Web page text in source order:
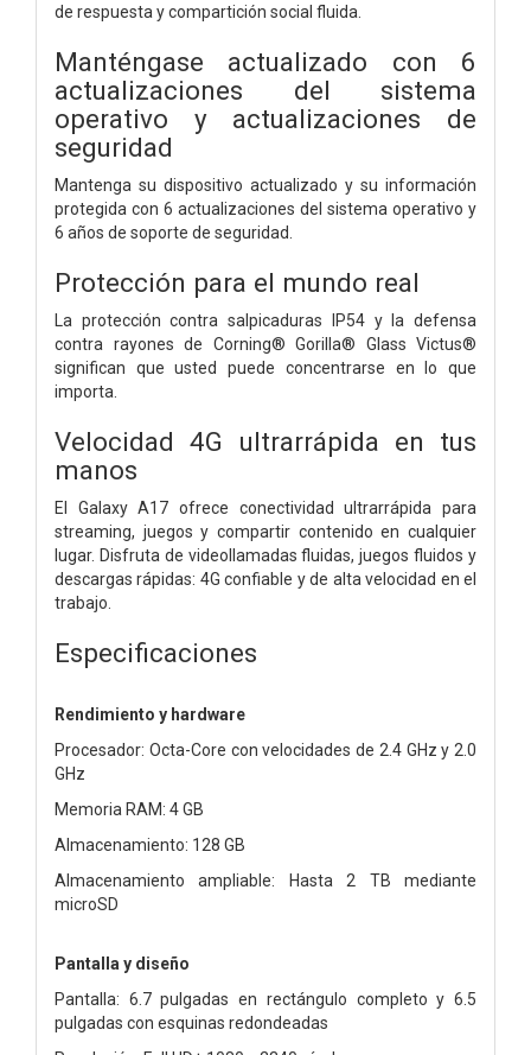
de respuesta y compartición social fluida.
Manténgase actualizado con 6
actualizaciones del sistema
operativo y actualizaciones de
seguridad
Mantenga su dispositivo actualizado y su información
protegida con 6 actualizaciones del sistema operativo y
6 años de soporte de seguridad.
Protección para el mundo real
La protección contra salpicaduras IP54 y la defensa
contra rayones de Corning® Gorilla® Glass Victus®
significan que usted puede concentrarse en lo que
importa.
Velocidad 4G ultrarrápida en tus
manos
El Galaxy A17 ofrece conectividad ultrarrápida para
streaming, juegos y compartir contenido en cualquier
lugar. Disfruta de videollamadas fluidas, juegos fluidos y
descargas rápidas: 4G confiable y de alta velocidad en el
trabajo.
Especificaciones
Rendimiento y hardware
Procesador: Octa-Core con velocidades de 2.4 GHz y 2.0
GHz
Memoria RAM: 4 GB
Almacenamiento: 128 GB
Almacenamiento ampliable: Hasta 2 TB mediante
microSD
Pantalla y diseño
Pantalla: 6.7 pulgadas en rectángulo completo y 6.5
pulgadas con esquinas redondeadas